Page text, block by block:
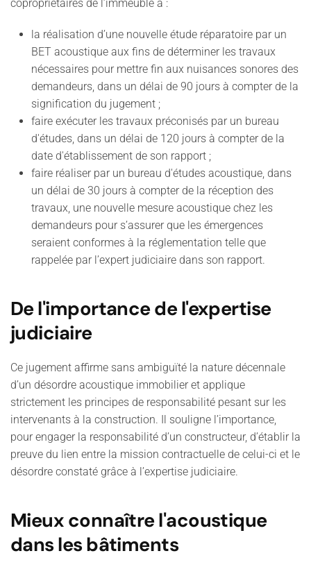
copropriétaires de l’immeuble à :
la réalisation d’une nouvelle étude réparatoire par un
BET acoustique aux fins de déterminer les travaux
nécessaires pour mettre fin aux nuisances sonores des
demandeurs, dans un délai de 90 jours à compter de la
signification du jugement ;
faire exécuter les travaux préconisés par un bureau
d'études, dans un délai de 120 jours à compter de la
date d'établissement de son rapport ;
faire réaliser par un bureau d'études acoustique, dans
un délai de 30 jours à compter de la réception des
travaux, une nouvelle mesure acoustique chez les
demandeurs pour s’assurer que les émergences
seraient conformes à la réglementation telle que
rappelée par l’expert judiciaire dans son rapport.
De l'importance de l'expertise
judiciaire
Ce jugement affirme sans ambiguïté la nature décennale
d’un désordre acoustique immobilier et applique
strictement les principes de responsabilité pesant sur les
intervenants à la construction. Il souligne l’importance,
pour engager la responsabilité d’un constructeur, d’établir la
preuve du lien entre la mission contractuelle de celui-ci et le
désordre constaté grâce à l’expertise judiciaire.
Mieux connaître l'acoustique
dans les bâtiments